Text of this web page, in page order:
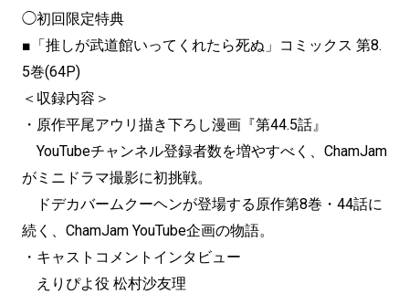
◯初回限定特典
■「推しが武道館いってくれたら死ぬ」コミックス 第8.
5巻(64P)
＜収録内容＞
・原作平尾アウリ描き下ろし漫画『第44.5話』
YouTubeチャンネル登録者数を増やすべく、ChamJam
がミニドラマ撮影に初挑戦。
ドデカバームクーヘンが登場する原作第8巻・44話に
続く、ChamJam YouTube企画の物語。
・キャストコメントインタビュー
えりぴよ役 松村沙友理